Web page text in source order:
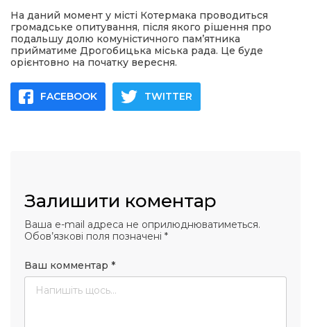
На даний момент у місті Котермака проводиться
громадське опитування, після якого рішення про
подальшу долю комуністичного пам’ятника
прийматиме Дрогобицька міська рада. Це буде
орієнтовно на початку вересня.
FACEBOOK TWITTER
Залишити коментар
Ваша e-mail адреса не оприлюднюватиметься.
Обов’язкові поля позначені *
Ваш комментар *